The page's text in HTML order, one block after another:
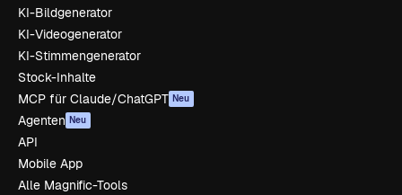
KI-Bildgenerator
KI-Videogenerator
KI-Stimmengenerator
Stock-Inhalte
MCP für Claude/ChatGPT Neu
Agenten Neu
API
Mobile App
Alle Magnific-Tools